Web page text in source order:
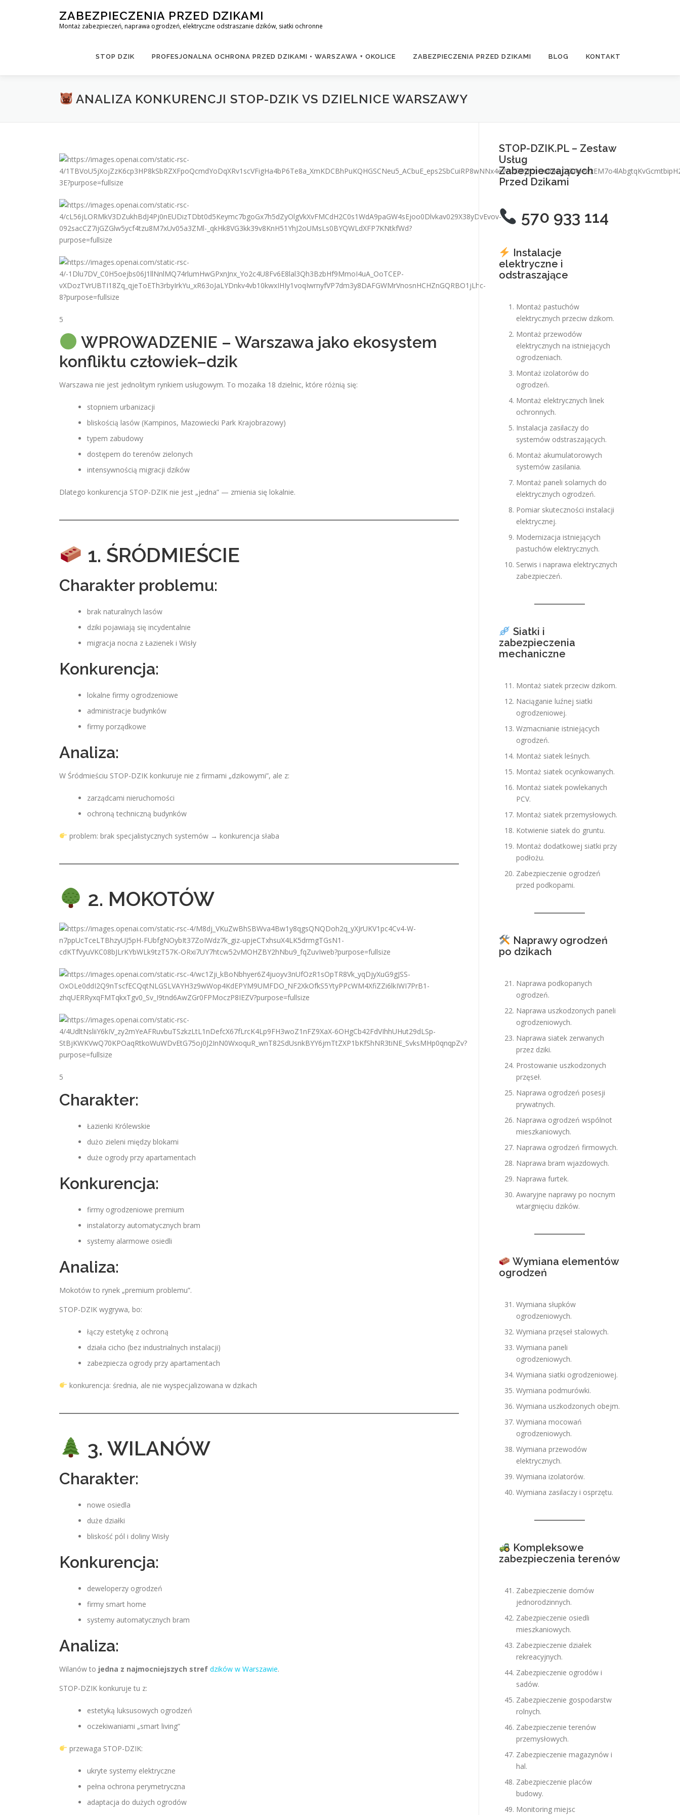
ZABEZPIECZENIA PRZED DZIKAMI
Montaż zabezpieczeń, naprawa ogrodzeń, elektryczne odstraszanie dzików, siatki ochronne
STOP DZIK PROFESJONALNA OCHRONA PRZED DZIKAMI • WARSZAWA + OKOLICE ZABEZPIECZENIA PRZED DZIKAMI BLOG KONTAKT
ANALIZA KONKURENCJI STOP-DZIK VS DZIELNICE WARSZAWY
5
WPROWADZENIE – Warszawa jako ekosystem
konfliktu człowiek–dzik
Warszawa nie jest jednolitym rynkiem usługowym. To mozaika 18 dzielnic, które różnią się:
stopniem urbanizacji
bliskością lasów (Kampinos, Mazowiecki Park Krajobrazowy)
typem zabudowy
dostępem do terenów zielonych
intensywnością migracji dzików
Dlatego konkurencja STOP-DZIK nie jest „jedna” — zmienia się lokalnie.
1. ŚRÓDMIEŚCIE
Charakter problemu:
brak naturalnych lasów
dziki pojawiają się incydentalnie
migracja nocna z Łazienek i Wisły
Konkurencja:
lokalne firmy ogrodzeniowe
administracje budynków
firmy porządkowe
Analiza:
W Śródmieściu STOP-DZIK konkuruje nie z firmami „dzikowymi”, ale z:
zarządcami nieruchomości
ochroną techniczną budynków
problem: brak specjalistycznych systemów → konkurencja słaba
2. MOKOTÓW
5
Charakter:
Łazienki Królewskie
dużo zieleni między blokami
duże ogrody przy apartamentach
Konkurencja:
firmy ogrodzeniowe premium
instalatorzy automatycznych bram
systemy alarmowe osiedli
Analiza:
Mokotów to rynek „premium problemu”.
STOP-DZIK wygrywa, bo:
łączy estetykę z ochroną
działa cicho (bez industrialnych instalacji)
zabezpiecza ogrody przy apartamentach
konkurencja: średnia, ale nie wyspecjalizowana w dzikach
3. WILANÓW
Charakter:
nowe osiedla
duże działki
bliskość pól i doliny Wisły
Konkurencja:
deweloperzy ogrodzeń
firmy smart home
systemy automatycznych bram
Analiza:
Wilanów to jedna z najmocniejszych stref dzików w Warszawie.
STOP-DZIK konkuruje tu z:
estetyką luksusowych ogrodzeń
oczekiwaniami „smart living”
przewaga STOP-DZIK:
ukryte systemy elektryczne
pełna ochrona perymetryczna
adaptacja do dużych ogrodów
STOP-DZIK.PL – Zestaw
Usług
Zabezpieczających
Przed Dzikami
570 933 114
Instalacje
elektryczne i
odstraszające
Montaż pastuchów
elektrycznych przeciw dzikom.
Montaż przewodów
elektrycznych na istniejących
ogrodzeniach.
Montaż izolatorów do
ogrodzeń.
Montaż elektrycznych linek
ochronnych.
Instalacja zasilaczy do
systemów odstraszających.
Montaż akumulatorowych
systemów zasilania.
Montaż paneli solarnych do
elektrycznych ogrodzeń.
Pomiar skuteczności instalacji
elektrycznej.
Modernizacja istniejących
pastuchów elektrycznych.
Serwis i naprawa elektrycznych
zabezpieczeń.
Siatki i
zabezpieczenia
mechaniczne
Montaż siatek przeciw dzikom.
Naciąganie luźnej siatki
ogrodzeniowej.
Wzmacnianie istniejących
ogrodzeń.
Montaż siatek leśnych.
Montaż siatek ocynkowanych.
Montaż siatek powlekanych
PCV.
Montaż siatek przemysłowych.
Kotwienie siatek do gruntu.
Montaż dodatkowej siatki przy
podłożu.
Zabezpieczenie ogrodzeń
przed podkopami.
Naprawy ogrodzeń
po dzikach
Naprawa podkopanych
ogrodzeń.
Naprawa uszkodzonych paneli
ogrodzeniowych.
Naprawa siatek zerwanych
przez dziki.
Prostowanie uszkodzonych
przęseł.
Naprawa ogrodzeń posesji
prywatnych.
Naprawa ogrodzeń wspólnot
mieszkaniowych.
Naprawa ogrodzeń firmowych.
Naprawa bram wjazdowych.
Naprawa furtek.
Awaryjne naprawy po nocnym
wtargnięciu dzików.
Wymiana elementów
ogrodzeń
Wymiana słupków
ogrodzeniowych.
Wymiana przęseł stalowych.
Wymiana paneli
ogrodzeniowych.
Wymiana siatki ogrodzeniowej.
Wymiana podmurówki.
Wymiana uszkodzonych obejm.
Wymiana mocowań
ogrodzeniowych.
Wymiana przewodów
elektrycznych.
Wymiana izolatorów.
Wymiana zasilaczy i osprzętu.
Kompleksowe
zabezpieczenia terenów
Zabezpieczenie domów
jednorodzinnych.
Zabezpieczenie osiedli
mieszkaniowych.
Zabezpieczenie działek
rekreacyjnych.
Zabezpieczenie ogrodów i
sadów.
Zabezpieczenie gospodarstw
rolnych.
Zabezpieczenie terenów
przemysłowych.
Zabezpieczenie magazynów i
hal.
Zabezpieczenie placów
budowy.
Monitoring miejsc